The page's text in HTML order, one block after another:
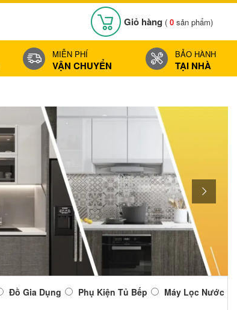
Giỏ hàng ( 0 sản phẩm)
MIỄN PHÍ
VẬN CHUYỂN
BẢO HÀNH
TẠI NHÀ
Đồ Gia Dụng Phụ Kiện Tủ Bếp
Máy Lọc Nước